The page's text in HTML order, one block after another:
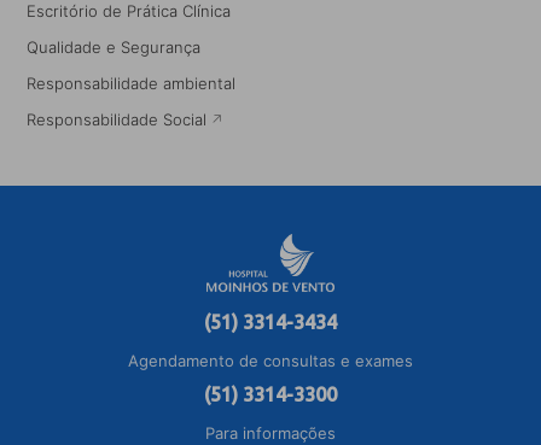
Escritório de Prática Clínica
Qualidade e Segurança
Responsabilidade ambiental
Responsabilidade Social
(51) 3314-3434
Agendamento de consultas e exames
(51) 3314-3300
Para informações